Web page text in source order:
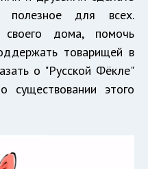
полезное для всех.
дома, помочь
товарищей в
о "Русской Фёкле"
этого